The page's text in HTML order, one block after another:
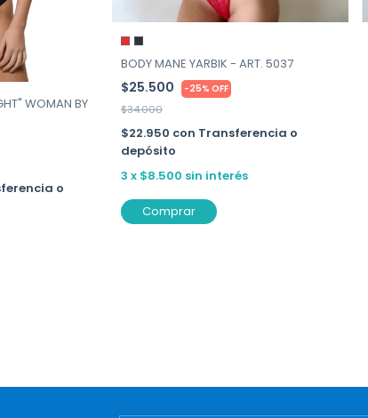
WOMAN BY
o
BODY MANE YARBIK - ART. 5037
$25.500 -25% OFF
$34.000
$22.950 con Transferencia o
depósito
3 x $8.500 sin interés
Comprar